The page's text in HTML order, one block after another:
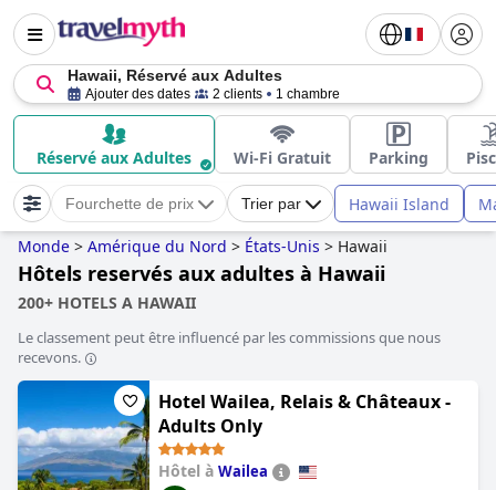
Hawaii, Réservé aux Adultes
Ajouter des dates 2 clients 1 chambre
Réservé aux Adultes Wi-Fi Gratuit Parking
Fourchette de prix Trier par Hawaii Island
Monde > Amérique du Nord > États-Unis > Hawaii
Hôtels reservés aux adultes à Hawaii
200+ HOTELS A HAWAII
Le classement peut être influencé par les commissions que nous
recevons.
Hotel Wailea, Relais & Châteaux -
Adults Only
Hôtel à Wailea